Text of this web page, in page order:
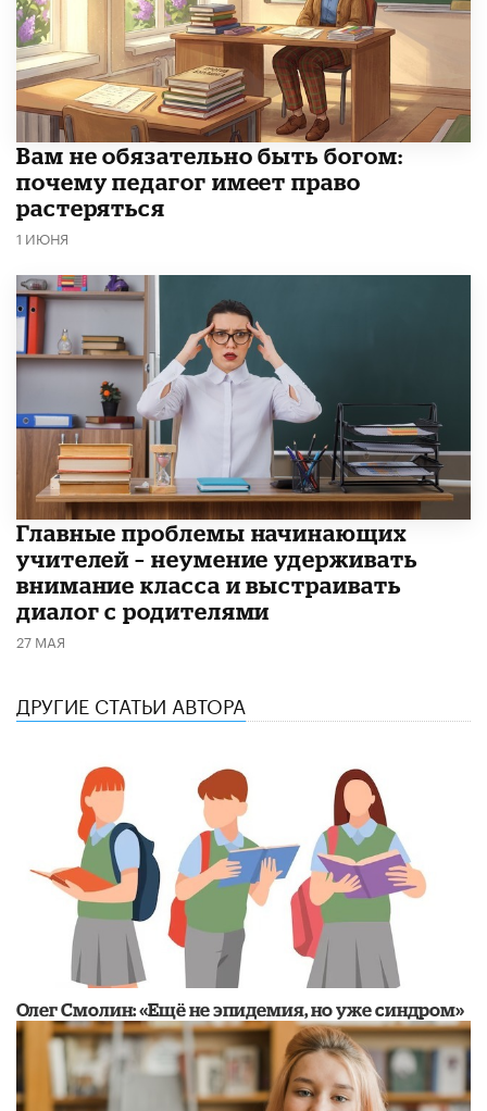
​Вам не обязательно быть богом:
почему педагог имеет право
растеряться
1 ИЮНЯ
Главные проблемы начинающих
учителей – неумение удерживать
внимание класса и выстраивать
диалог с родителями
27 МАЯ
ДРУГИЕ СТАТЬИ АВТОРА
​Олег Смолин: «Ещё не эпидемия, но уже синдром»